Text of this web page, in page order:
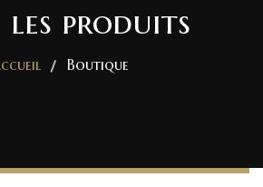
les produits
Boutique